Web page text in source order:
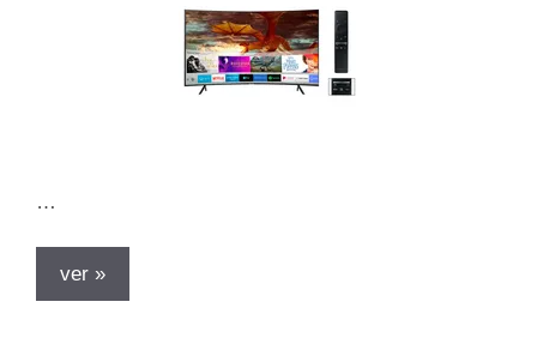
…
ver »